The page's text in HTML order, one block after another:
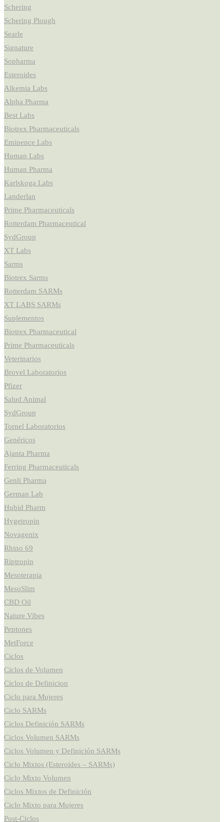
Schering
Schering Plough
Searle
Signature
Sopharma
Esteroides
Alkemia Labs
Alpha Pharma
Best Labs
Biotrex Pharmaceuticals
Eminence Labs
Human Labs
Human Pharma
Karlskoga Labs
Landerlan
Prime Pharmaceuticals
Rotterdam Pharmaceutical
SydGroup
XT Labs
Sarms
Biotrex Sarms
Rotterdam SARMs
XT LABS SARMs
Suplementos
Biotrex Pharmaceutical
Prime Pharmaceuticals
Veterinarios
Brovel Laboratorios
Pfizer
Salud Animal
SydGroup
Tornel Laboratorios
Genéricos
Ajanta Pharma
Ferring Pharmaceuticals
Genli Pharma
German Lab
Hubid Pharm
Hygetropin
Novagenix
Rhino 69
Riptropin
Mesoterapia
MesoSlim
CBD Oil
Nature Vibes
Peptones
MetForce
Ciclos
Ciclos de Volumen
Ciclos de Definicion
Ciclo para Mujeres
Ciclo SARMs
Ciclos Definición SARMs
Ciclos Volumen SARMs
Ciclos Volumen y Definición SARMs
Ciclo Mixtos (Esteroides – SARMs)
Ciclo Mixto Volumen
Ciclos Mixtos de Definición
Ciclo Mixto para Mujeres
Post-Ciclos